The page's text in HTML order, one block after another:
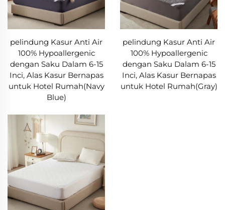
pelindung Kasur Anti Air
100% Hypoallergenic
dengan Saku Dalam 6-15
Inci, Alas Kasur Bernapas
untuk Hotel Rumah(Navy
Blue)
pelindung Kasur Anti Air
100% Hypoallergenic
dengan Saku Dalam 6-15
Inci, Alas Kasur Bernapas
untuk Hotel Rumah(Gray)